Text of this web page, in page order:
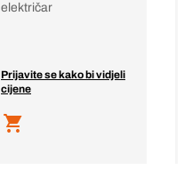
električar
Prijavite se kako bi vidjeli
cijene